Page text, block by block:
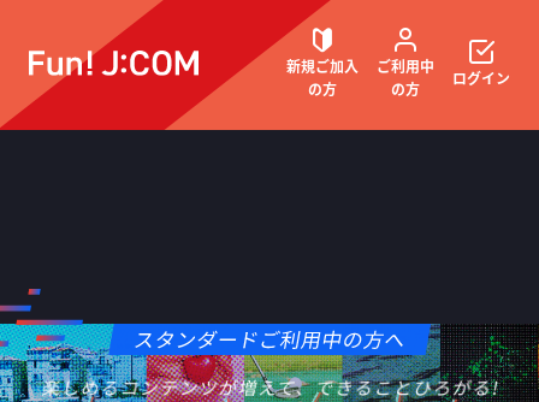
新規ご加入
の方
ご利用中
の方
お困りごと解決・よくあるご質問
ログイン
料金
J:COM TV シン・スタンダードとは